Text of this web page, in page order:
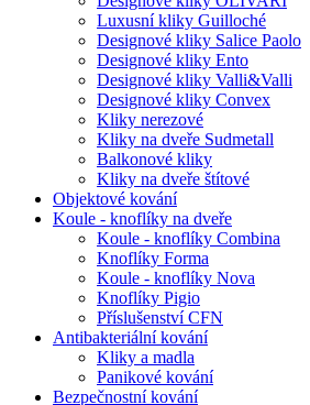
Luxusní kliky Guilloché
Designové kliky Salice Paolo
Designové kliky Ento
Designové kliky Valli&Valli
Designové kliky Convex
Kliky nerezové
Kliky na dveře Sudmetall
Balkonové kliky
Kliky na dveře štítové
Objektové kování
Koule - knoflíky na dveře
Koule - knoflíky Combina
Knoflíky Forma
Koule - knoflíky Nova
Knoflíky Pigio
Příslušenství CFN
Antibakteriální kování
Kliky a madla
Panikové kování
Bezpečnostní kování